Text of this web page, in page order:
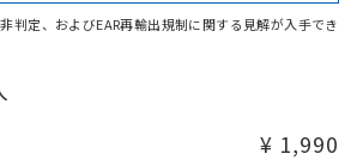
混在する可能性があります。
。
判定、およびEAR再輸出規制に関する見解が入手でき
¥ 1,990